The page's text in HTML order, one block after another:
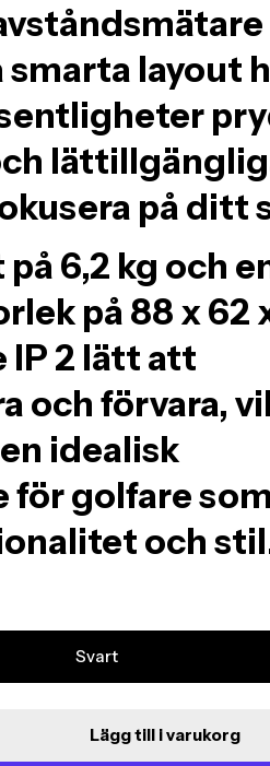
smarta layout
på ditt
6,2 kg och
på 88 x 62
IP 2 lätt att
och förvara,
idealisk
för golfare
och
Svart
missing:
Lägg till i varukorg